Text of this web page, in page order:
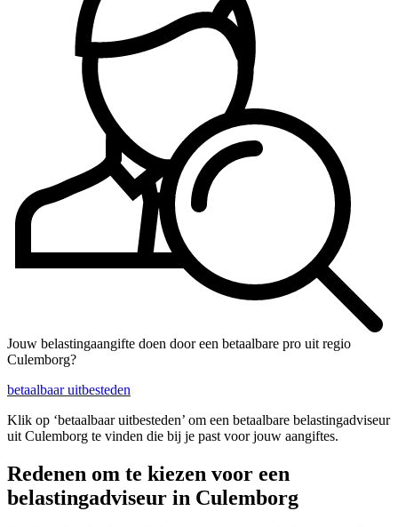
Jouw belastingaangifte doen door een betaalbare pro uit regio
Culemborg?
betaalbaar uitbesteden
Klik op ‘betaalbaar uitbesteden’ om een betaalbare belastingadviseur
uit Culemborg te vinden die bij je past voor jouw aangiftes.
Redenen om te kiezen voor een
belastingadviseur in Culemborg